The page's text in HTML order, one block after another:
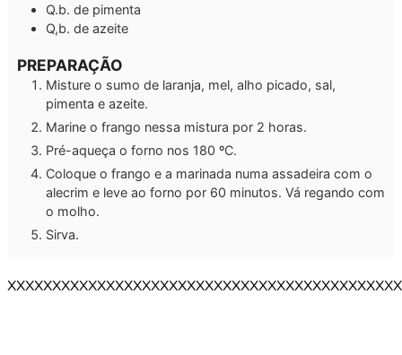
Q.b. de pimenta
Q,b. de azeite
PREPARAÇÃO
Misture o sumo de laranja, mel, alho picado, sal,
pimenta e azeite.
Marine o frango nessa mistura por 2 horas.
Pré-aqueça o forno nos 180 ºC.
Coloque o frango e a marinada numa assadeira com o
alecrim e leve ao forno por 60 minutos. Vá regando com
o molho.
Sirva.